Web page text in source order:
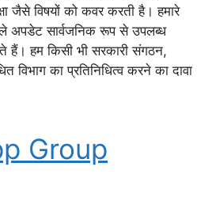
जैसे विषयों को कवर करती है। हमारे
अपडेट सार्वजनिक रूप से उपलब्ध
हैं। हम किसी भी सरकारी संगठन,
विभाग का प्रतिनिधित्व करने का दावा
Group